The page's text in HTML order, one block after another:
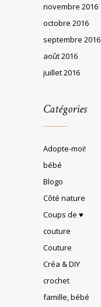
novembre 2016
octobre 2016
septembre 2016
août 2016
juillet 2016
Catégories
Adopte-moi!
bébé
Blogo
Côté nature
Coups de ♥
couture
Couture
Créa & DIY
crochet
famille, bébé